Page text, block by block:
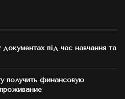
під час навчання та
получить финансовую